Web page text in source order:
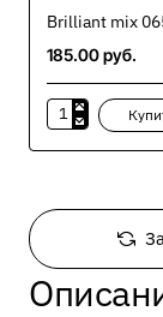
Brilliant mix
185.00 руб.
Brilliant
mix